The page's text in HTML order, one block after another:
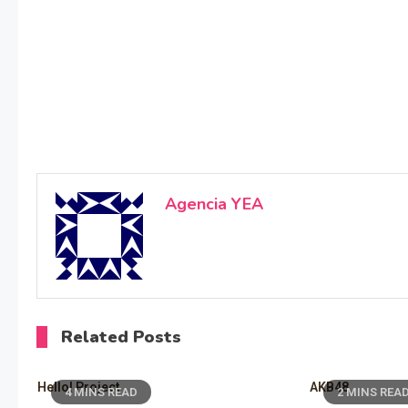
Agencia YEA
Related Posts
4 MINS READ
Hello! Project 2 MINS READ
AKB48